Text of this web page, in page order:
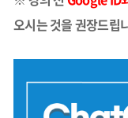
오시는 것을 권장드립